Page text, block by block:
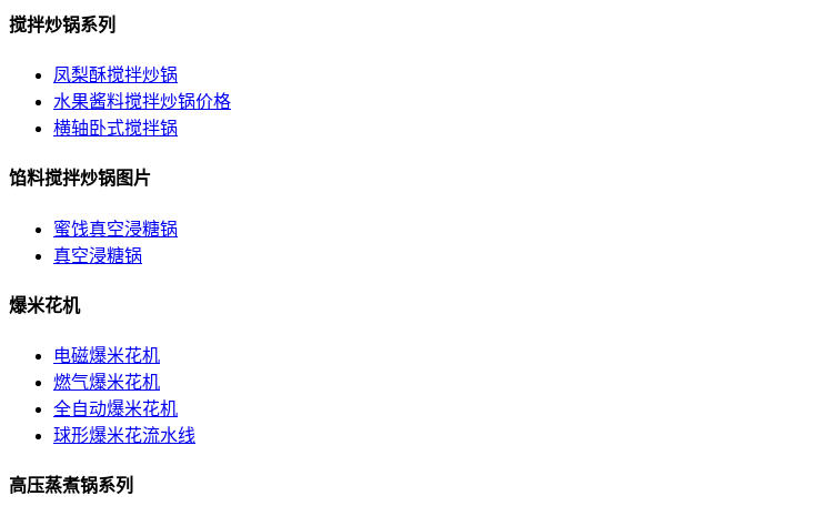
搅拌炒锅系列
凤梨酥搅拌炒锅
水果酱料搅拌炒锅价格
横轴卧式搅拌锅
馅料搅拌炒锅图片
蜜饯真空浸糖锅
真空浸糖锅
爆米花机
电磁爆米花机
燃气爆米花机
全自动爆米花机
球形爆米花流水线
高压蒸煮锅系列